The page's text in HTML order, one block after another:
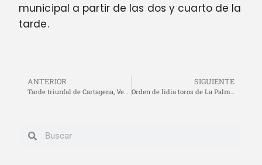
municipal a partir de las dos y cuarto de la
tarde.
ANTERIOR
Tarde triunfal de Cartagena, Ventura y Lea en la última corrida de la Feria de Granada
SIGUIENTE
Orden de lidia toros de La Palmosilla. Cuadrillas 23 de junio Algeciras